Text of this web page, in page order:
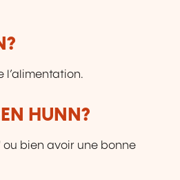
l’alimentation.
HUNN?
bien avoir une bonne